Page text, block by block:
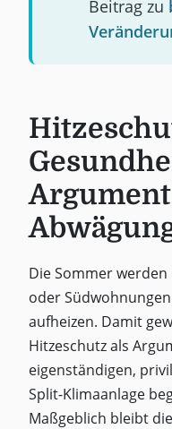
Beitrag zu
Die Sommer
oder
aufheizen. Damit
Hitzeschutz als
eigenständigen,
Split-Klimaanlage
Maßgeblich bleibt